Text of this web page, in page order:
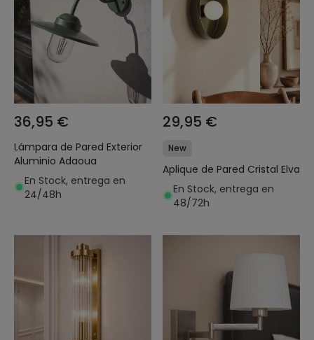
36,95 €
Lámpara de Pared Exterior
Aluminio Adaoua
En Stock, entrega en
24/48h
29,95 €
New
Aplique de Pared Cristal Elva
En Stock, entrega en
48/72h